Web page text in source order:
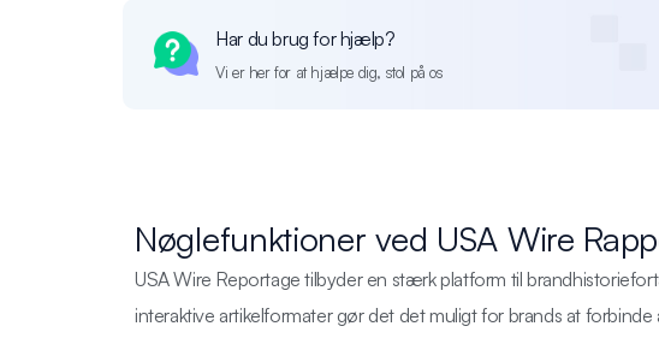
Har du brug for hjælp?
Vi er her for at hjælpe dig, stol på os
Nøglefunktioner ved USA Wire
USA Wire Reportage tilbyder en stærk platform til
interaktive artikelformater gør det det muligt for brands at